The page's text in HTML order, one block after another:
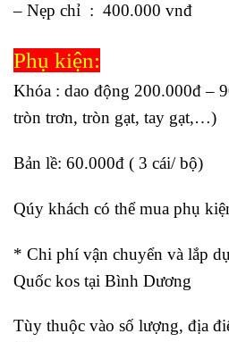
– Nẹp chỉ : 400.000 vnđ
Phụ kiện:
Khóa : dao động 200.000đ –
tròn trơn, tròn gạt, tay gạt,…)
Bản lề: 60.000đ ( 3 cái/ bộ)
Qúy khách có thể mua phụ
* Chi phí vận chuyển và lắp
Quốc kos tại Bình Dương
Tùy thuộc vào số lượng, địa